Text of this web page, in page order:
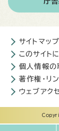
サイトマップ
このサイト
個人情報の
著作権・リ
ウェブアク